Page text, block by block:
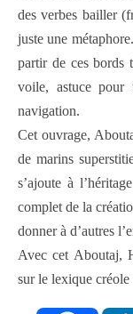
des verbes bailler
juste une
partir de ces bords
voile, astuce
navigation.
Cet ouvrage,
de marins
s’ajoute à
complet de la
donner à d’autres
Avec cet Aboutaj,
sur le lexique